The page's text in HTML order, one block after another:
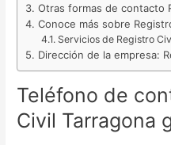
Otras formas de contacto
Conoce más sobre
Servicios de Registro
Dirección de la empresa:
Teléfono de
Civil Tarragona